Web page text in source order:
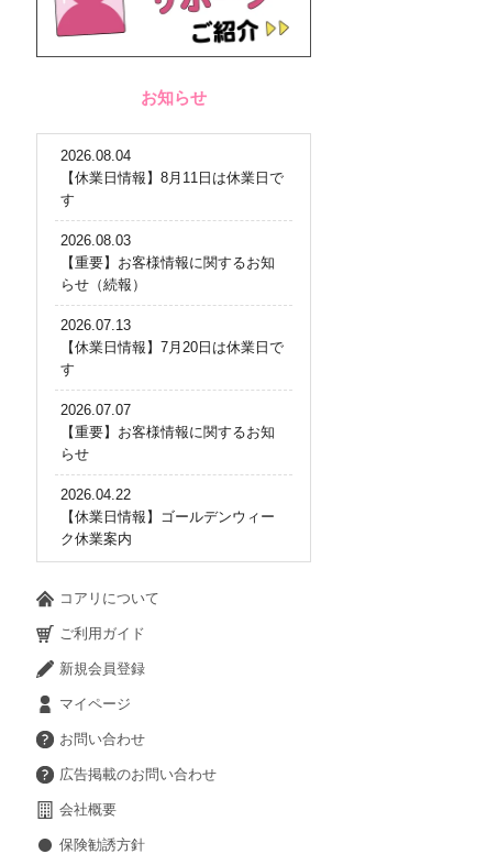
お知らせ
2026.08.04
【休業日情報】8月11日は休業日で
す
2026.08.03
【重要】お客様情報に関するお知
らせ（続報）
2026.07.13
【休業日情報】7月20日は休業日で
す
2026.07.07
【重要】お客様情報に関するお知
らせ
2026.04.22
【休業日情報】ゴールデンウィー
ク休業案内
コアリについて
ご利用ガイド
新規会員登録
マイページ
お問い合わせ
広告掲載のお問い合わせ
会社概要
保険勧誘方針